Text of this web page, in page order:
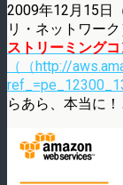
2009年12月15日
リ・ネットワー
ストリーミング
（（http://
らあら、本当に